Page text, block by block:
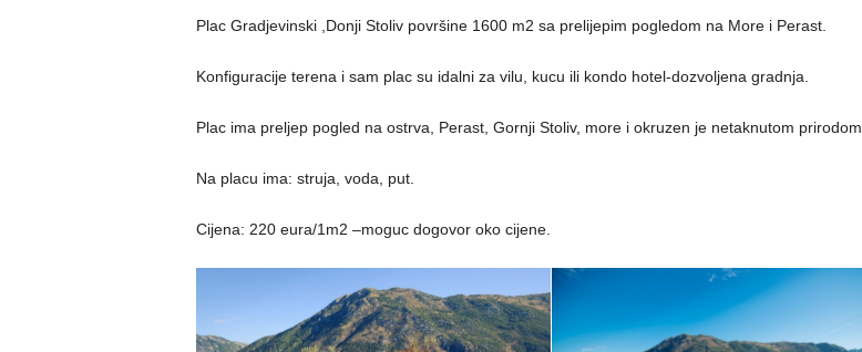
Plac Gradjevinski ,Donji Stoliv površine 1600 m2 sa prelijepim pogledom na More i Perast.
Konfiguracije terena i sam plac su idalni za vilu, kucu ili kondo hotel-dozvoljena gradnja.
Plac ima preljep pogled na ostrva, Perast, Gornji Stoliv, more i okruzen je netaknutom prirodom.
Na placu ima: struja, voda, put.
Cijena: 220 eura/1m2 –moguc dogovor oko cijene.